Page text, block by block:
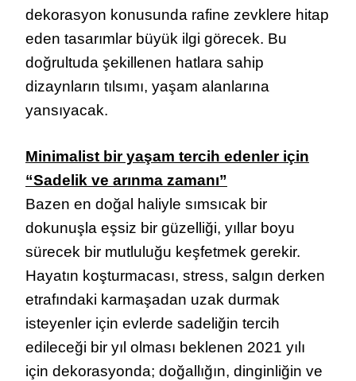
dekorasyon konusunda rafine zevklere hitap
eden tasarımlar büyük ilgi görecek. Bu
doğrultuda şekillenen hatlara sahip
dizaynların tılsımı, yaşam alanlarına
yansıyacak.
Minimalist bir yaşam tercih edenler için
“Sadelik ve arınma zamanı”
Bazen en doğal haliyle sımsıcak bir
dokunuşla eşsiz bir güzelliği, yıllar boyu
sürecek bir mutluluğu keşfetmek gerekir.
Hayatın koşturmacası, stress, salgın derken
etrafındaki karmaşadan uzak durmak
isteyenler için evlerde sadeliğin tercih
edileceği bir yıl olması beklenen 2021 yılı
için dekorasyonda; doğallığın, dinginliğin ve